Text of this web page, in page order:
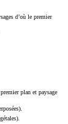
d’où le premier
plan et paysage